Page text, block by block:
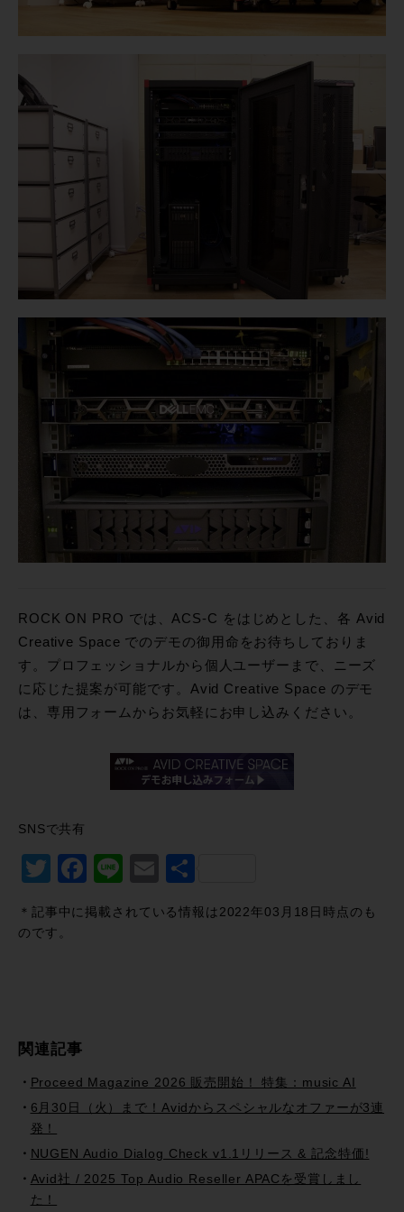
ROCK ON PRO では、ACS-C をはじめとした、各 Avid
Creative Space でのデモの御用命をお待ちしておりま
す。プロフェッショナルから個人ユーザーまで、ニーズ
に応じた提案が可能です。Avid Creative Space のデモ
は、専用フォームからお気軽にお申し込みください。
SNSで共有
Twitter
Facebook
LineEmail
＊記事中に掲載されている情報は2022年03月18日時点のも
のです。
関連記事
Proceed Magazine 2026 販売開始！ 特集：music AI
6月30日（火）まで！Avidからスペシャルなオファーが3連
発！
NUGEN Audio Dialog Check v1.1リリース & 記念特価!
Avid社 / 2025 Top Audio Reseller APACを受賞しまし
た！